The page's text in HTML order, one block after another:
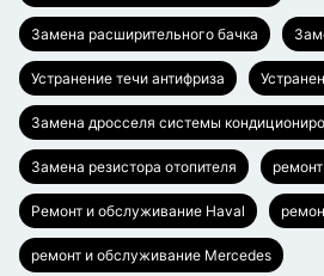
Замена расширительного бачка
Устранение течи антифриза
Замена дросселя системы
Замена резистора отопителя
Ремонт и обслуживание Haval
ремонт и обслуживание Mercedes